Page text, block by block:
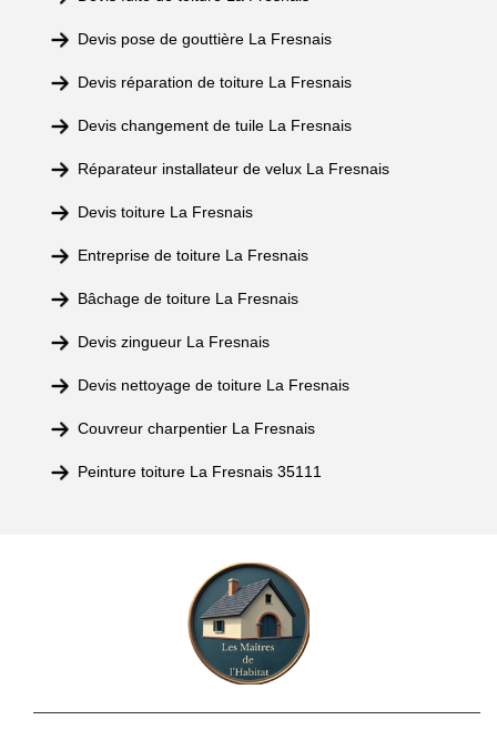
Devis pose de gouttière La Fresnais
Devis réparation de toiture La Fresnais
Devis changement de tuile La Fresnais
Réparateur installateur de velux La Fresnais
Devis toiture La Fresnais
Entreprise de toiture La Fresnais
Bâchage de toiture La Fresnais
Devis zingueur La Fresnais
Devis nettoyage de toiture La Fresnais
Couvreur charpentier La Fresnais
Peinture toiture La Fresnais 35111